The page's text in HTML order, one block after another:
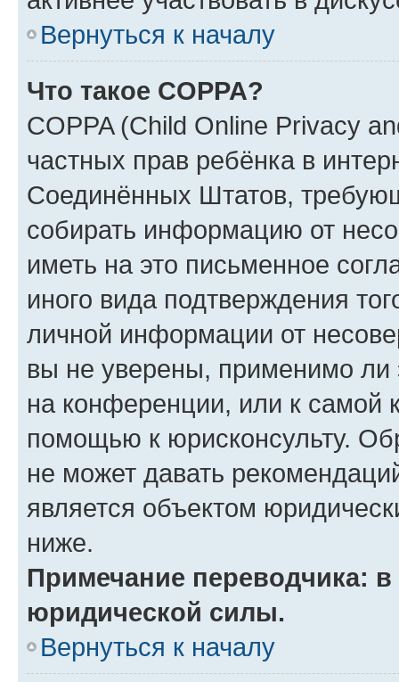
Вернуться к началу
Что такое COPPA?
COPPA (Child Online Privacy
частных прав ребёнка в
Соединённых Штатов,
собирать информацию от
иметь на это письменное
иного вида подтверждения
личной информации от
вы не уверены, применимо ли
на конференции, или к самой
помощью к юрисконсульту.
не может давать
является объектом
ниже.
Примечание переводчика:
юридической силы.
Вернуться к началу